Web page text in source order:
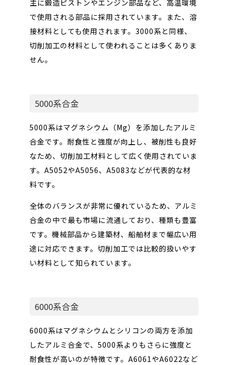
主に鍛造ピストンやエンジン部品など、高温環境
で使用される部品に採用されています。また、溶
接材料としても使用されます。3000系と同様、
切削加工の材料として使われることは多くありま
せん。
5000系合金
5000系はマグネシウム（Mg）を添加したアルミ
合金です。耐食性と強度が向上し、被削性も良好
なため、切削加工材料として広く使用されていま
す。A5052やA5056、A5083などが代表的な材
料です。
全体のバランスが非常に優れているため、アルミ
合金の中で最も市場に流通しており、種類も豊富
です。機械部品から建築材、船舶材まで幅広い用
途に対応できます。切削加工では比較的扱いやす
い材料として知られています。
6000系合金
6000系はマグネシウムとシリコンの両方を添加
したアルミ合金で、5000系よりもさらに強度と
耐食性が高いのが特徴です。A6061やA6022など